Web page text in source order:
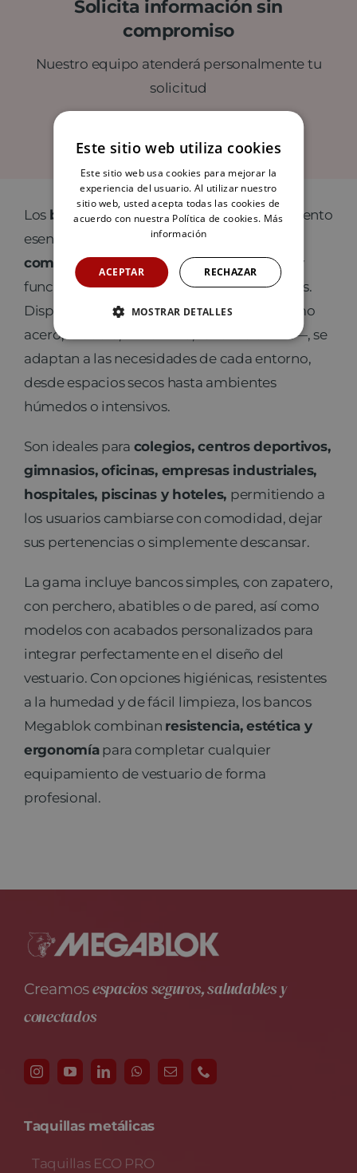
Solicita información sin
compromiso
Nuestro equipo atenderá personalmente tu
solicitud
Los bancos de Megablokson el complemento
esencial para
equipar vestuarios y zonas
comunes,ofreciendo comodidad, orden y
funcionalidad en todo tipo de instalaciones.
Disponibles en múltiples materiales —como
acero, madera, melamina, fenólico o PVC—, se
adaptan a las necesidades de cada entorno,
desde espacios secos hasta ambientes
húmedos o intensivos.
Son ideales para colegios, centros deportivos,
gimnasios, oficinas, empresas industriales,
hospitales, piscinas y hoteles, permitiendo a
los usuarios cambiarse con comodidad, dejar
sus pertenencias o simplemente descansar.
La gama incluye bancos simples, con zapatero,
con perchero, abatibles o de pared, así como
modelos con acabados personalizados para
integrar perfectamente en el diseño del
vestuario. Con opciones higiénicas, resistentes
a la humedad y de fácil limpieza, los bancos
Megablok combinan resistencia, estética y
ergonomíapara completar cualquier
equipamiento de vestuario de forma
profesional.
Creamosespacios seguros, saludables y
conectados
Taquillas metálicas
Taquillas ECO PRO
Este sitio web utiliza cookies
Este sitio web usa cookies para mejorar la
experiencia del usuario. Al utilizar nuestro
sitio web, usted acepta todas las cookies de
acuerdo con nuestra Política de cookies. Más
información
ACEPTAR RECHAZAR
MOSTRAR DETALLES